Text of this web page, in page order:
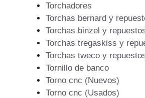
Torchadores
Torchas bernard y
Torchas binzel y
Torchas tregaskiss y
Torchas tweco y
Tornillo de banco
Torno cnc (Nuevos)
Torno cnc (Usados)